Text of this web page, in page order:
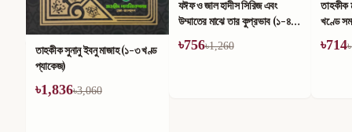
তাহকীক সুনানু ইবনু মাজাহ (১-৩ খণ্ড
প্যাকেজ)
৳1,836৳3,060
যঈফ ও জাল হাদীস সিরিজ এবং
উম্মাতের মাঝে তার কুপ্রভাব (১-৪)
৳756৳1,260
তাহকীক
খণ্ডে
৳714৳